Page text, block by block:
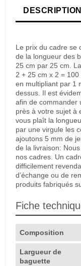
DESCRIPTION
Le prix du cadre se
de la longueur des
25 cm par 25 cm.
2 + 25 cm x 2 =
en multipliant par 1
dessus. Il est
afin de commander
près à votre sujet à
vous plaît la
par une virgule les
ajoutons 5 mm de
de la livraison:
nos cadres. Un
difficilement
d’échange ou de
produits fabriqués
Fiche
Composition
Largueur de
baguette